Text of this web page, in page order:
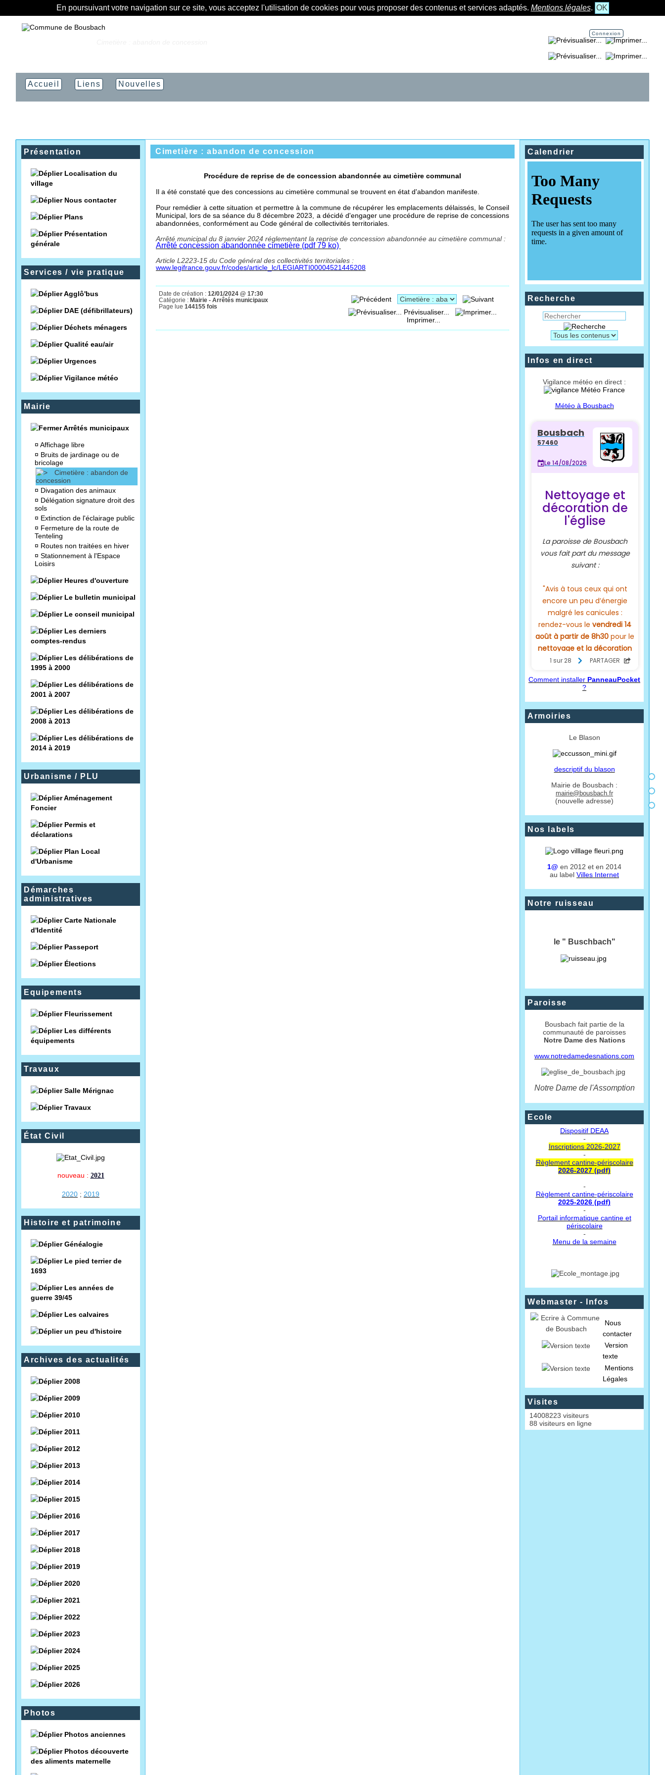
En poursuivant votre navigation sur ce site, vous acceptez l'utilisation de cookies pour vous proposer des contenus et services adaptés. Mentions légales. OK
Connexion
Accueil Liens Nouvelles
Présentation
Localisation du
village
Nous contacter
Plans
Présentation
générale
Services / vie pratique
Agglô'bus
DAE (défibrillateurs)
Déchets ménagers
Qualité eau/air
Urgences
Vigilance météo
Mairie
Arrêtés municipaux
¤ Affichage libre
¤ Bruits de jardinage ou de
bricolage
Cimetière : abandon de
concession
¤ Divagation des animaux
¤ Délégation signature droit des
sols
¤ Extinction de l'éclairage public
¤ Fermeture de la route de
Tenteling
¤ Routes non traitées en hiver
¤ Stationnement à l'Espace
Loisirs
Heures d'ouverture
Le bulletin municipal
Le conseil municipal
Les derniers
comptes-rendus
Les délibérations de
1995 à 2000
Les délibérations de
2001 à 2007
Les délibérations de
2008 à 2013
Les délibérations de
2014 à 2019
Urbanisme / PLU
Aménagement
Foncier
Permis et
déclarations
Plan Local
d'Urbanisme
Démarches
administratives
Carte Nationale
d'Identité
Passeport
Élections
Equipements
Fleurissement
Les différents
équipements
Travaux
Salle Mérignac
Travaux
État Civil
nouveau : 2021
2020 ; 2019
Histoire et patrimoine
Généalogie
Le pied terrier de
1693
Les années de
guerre 39/45
Les calvaires
un peu d'histoire
Archives des actualités
2008
2009
2010
2011
2012
2013
2014
2015
2016
2017
2018
2019
2020
2021
2022
2023
2024
2025
2026
Photos
Photos anciennes
Photos découverte
des aliments maternelle
Cimetière : abandon de concession
Procédure de reprise de de concession abandonnée au cimetière communal
Il a été constaté que des concessions au cimetière communal se trouvent en état d'abandon manifeste.
Pour remédier à cette situation et permettre à la commune de récupérer les emplacements délaissés, le Conseil
Municipal, lors de sa séance du 8 décembre 2023, a décidé d'engager une procédure de reprise de concessions
abandonnées, conformément au Code général de collectivités territoriales.
Arrêté municipal du 8 janvier 2024 réglementant la reprise de concession abandonnée au cimetière communal :
Arrêté concession abandonnée cimetière (pdf 79 ko)
Article L2223-15 du Code général des collectivités territoriales :
www.legifrance.gouv.fr/codes/article_lc/LEGIARTI00004521445208
Date de création : 12/01/2024 @ 17:30
Catégorie : Mairie - Arrêtés municipaux
Page lue 144155 fois
Prévisualiser...
Imprimer...
Calendrier
Recherche
Infos en direct
Vigilance météo en direct :
Météo à Bousbach
Comment installer PanneauPocket
?
Armoiries
Le Blason
descriptif du blason
Mairie de Bousbach :
mairie@bousbach.fr
(nouvelle adresse)
Nos labels
1@ en 2012 et en 2014
au label Villes Internet
Notre ruisseau
le " Buschbach"
Paroisse
Bousbach fait partie de la
communauté de paroisses
Notre Dame des Nations
www.notredamedesnations.com
Notre Dame de l'Assomption
Ecole
Dispositif DEAA
-
Inscriptions 2026-2027
-
Règlement cantine-périscolaire
2026-2027 (pdf)
-
Règlement cantine-périscolaire
2025-2026 (pdf)
-
Portail informatique cantine et
périscolaire
-
Menu de la semaine
Webmaster - Infos
Nous
contacter
Version
texte
Mentions
Légales
Visites
14008223 visiteurs
88 visiteurs en ligne